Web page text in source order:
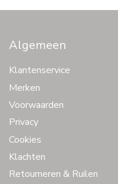
Algemeen
Klantenservice
Merken
Voorwaarden
Privacy
Cookies
Klachten
Retourneren & Ruilen